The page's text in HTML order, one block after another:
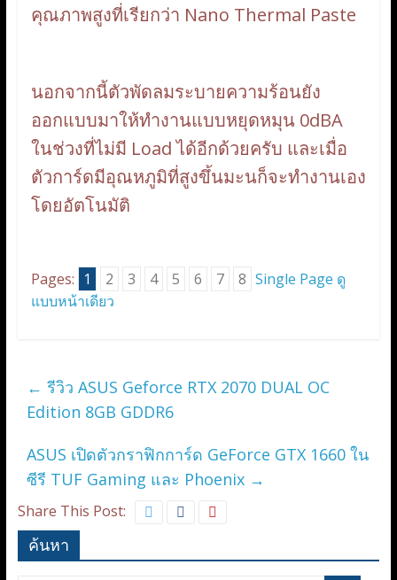
คุณภาพสูงที่เรียกว่า Nano Thermal Paste
นอกจากนี้ตัวพัดลมระบายความร้อนยัง
ออกแบบมาให้ทำงานแบบหยุดหมุน 0dBA
ในช่วงที่ไม่มี Load ได้อีกด้วยครับ และเมื่อ
ตัวการ์ดมีอุณหภูมิที่สูงขึ้นมะนก็จะทำงานเอง
โดยอัตโนมัติ
Pages: 1 2 3 4 5 6 7 8 Single Page ดู
แบบหน้าเดียว
← รีวิว ASUS Geforce RTX 2070 DUAL OC
Edition 8GB GDDR6
ASUS เปิดตัวกราฟิกการ์ด GeForce GTX 1660 ใน
ซีรี TUF Gaming และ Phoenix →
Share This Post:
ค้นหา